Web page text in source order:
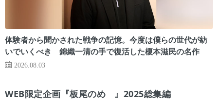
体験者から聞かされた戦争の記憶。今度は僕らの世代が紡
いでいくべき 錦織一清の手で復活した榎本滋民の名作
2026.08.03
WEB限定企画『板尾のめ゙』2025総集編